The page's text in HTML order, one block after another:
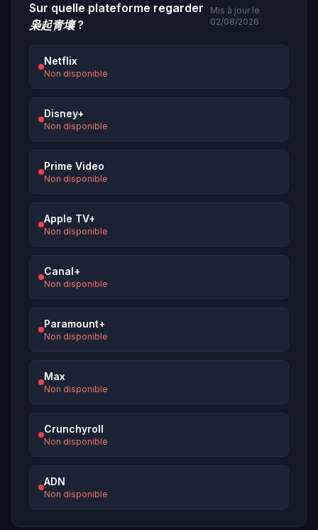
Sur quelle plateforme regarder
枭起青壤?
Mis à jour le
02/08/2026
Netflix
Non disponible
Disney+
Non disponible
Prime Video
Non disponible
Apple TV+
Non disponible
Canal+
Non disponible
Paramount+
Non disponible
Max
Non disponible
Crunchyroll
Non disponible
ADN
Non disponible